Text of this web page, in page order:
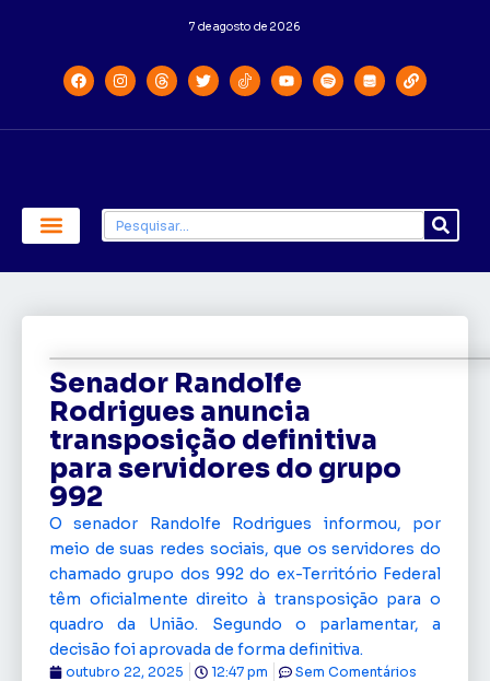
7 de agosto de 2026
Senador Randolfe
Rodrigues anuncia
transposição definitiva
para servidores do grupo
992
O senador Randolfe Rodrigues informou, por
meio de suas redes sociais, que os servidores do
chamado grupo dos 992 do ex-Território Federal
têm oficialmente direito à transposição para o
quadro da União. Segundo o parlamentar, a
decisão foi aprovada de forma definitiva.
outubro 22, 2025 12:47 pm Sem Comentários